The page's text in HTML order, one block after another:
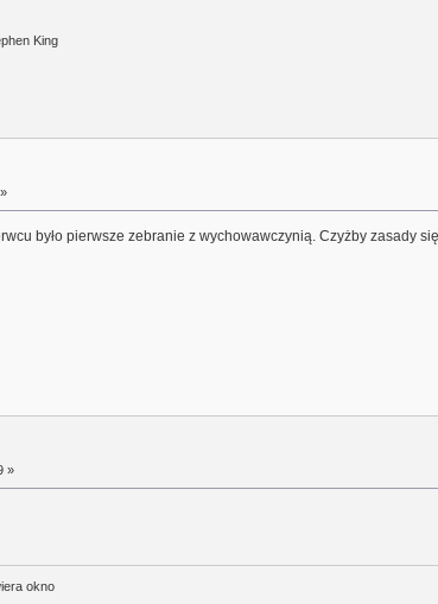
King
było pierwsze zebranie z wychowawczynią. Czyżby zasady
»
okno